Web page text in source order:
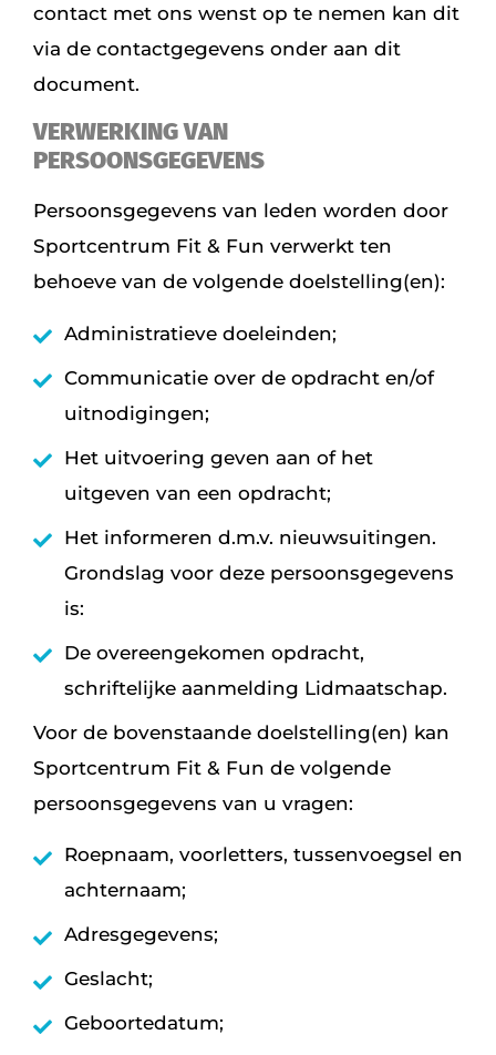
contact met ons wenst op te nemen kan dit
via de contactgegevens onder aan dit
document.
VERWERKING VAN
PERSOONSGEGEVENS
Persoonsgegevens van leden worden door
Sportcentrum Fit & Fun verwerkt ten
behoeve van de volgende doelstelling(en):
Administratieve doeleinden;
Communicatie over de opdracht en/of
uitnodigingen;
Het uitvoering geven aan of het
uitgeven van een opdracht;
Het informeren d.m.v. nieuwsuitingen.
Grondslag voor deze persoonsgegevens
is:
De overeengekomen opdracht,
schriftelijke aanmelding Lidmaatschap.
Voor de bovenstaande doelstelling(en) kan
Sportcentrum Fit & Fun de volgende
persoonsgegevens van u vragen:
Roepnaam, voorletters, tussenvoegsel en
achternaam;
Adresgegevens;
Geslacht;
Geboortedatum;